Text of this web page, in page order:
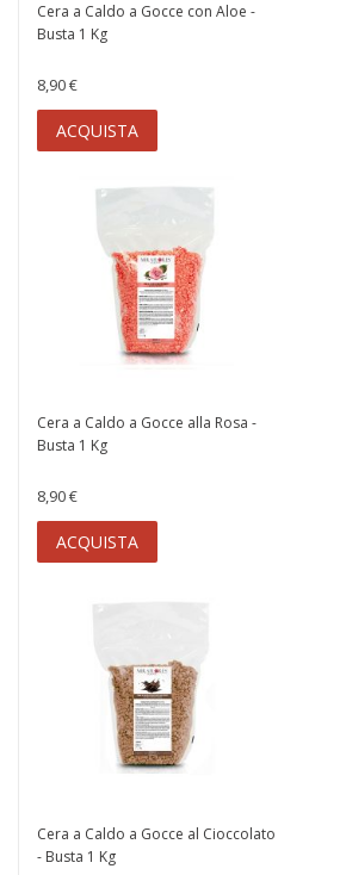
Cera a Caldo a Gocce con Aloe -
Busta 1 Kg
8,90 €
ACQUISTA
Cera a Caldo a Gocce alla Rosa -
Busta 1 Kg
8,90 €
ACQUISTA
Cera a Caldo a Gocce al Cioccolato
- Busta 1 Kg